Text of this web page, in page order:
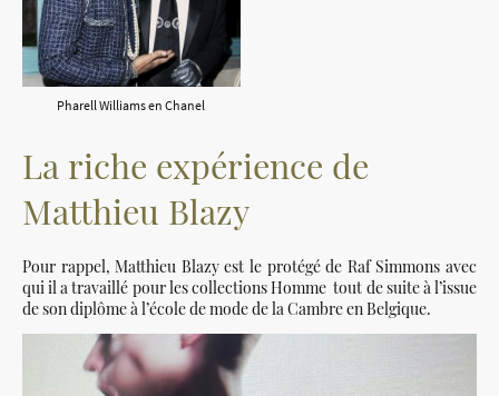
Pharell Williams en Chanel
La riche expérience de
Matthieu Blazy
Pour rappel, Matthieu Blazy est le protégé de Raf Simmons avec
qui il a travaillé pour les collections Homme tout de suite à l’issue
de son diplôme à l’école de mode de la Cambre en Belgique.